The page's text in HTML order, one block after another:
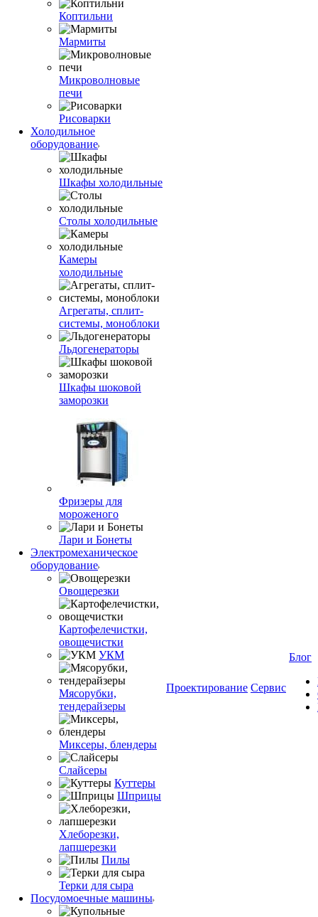
Коптильни
Мармиты
Микроволновые
печи
Рисоварки
Холодильное
оборудование
Шкафы холодильные
Столы холодильные
Камеры
холодильные
Агрегаты, сплит-
системы, моноблоки
Льдогенераторы
Шкафы шоковой
заморозки
Фризеры для
мороженого
Лари и Бонеты
Электромеханическое
оборудование
Овощерезки
Картофелечистки,
овощечистки
УКМ
Мясорубки,
тендерайзеры
Миксеры, блендеры
Слайсеры
Куттеры
Шприцы
Хлеборезки,
лапшерезки
Пилы
Терки для сыра
Посудомоечные машины
Проектирование Сервис
Блог